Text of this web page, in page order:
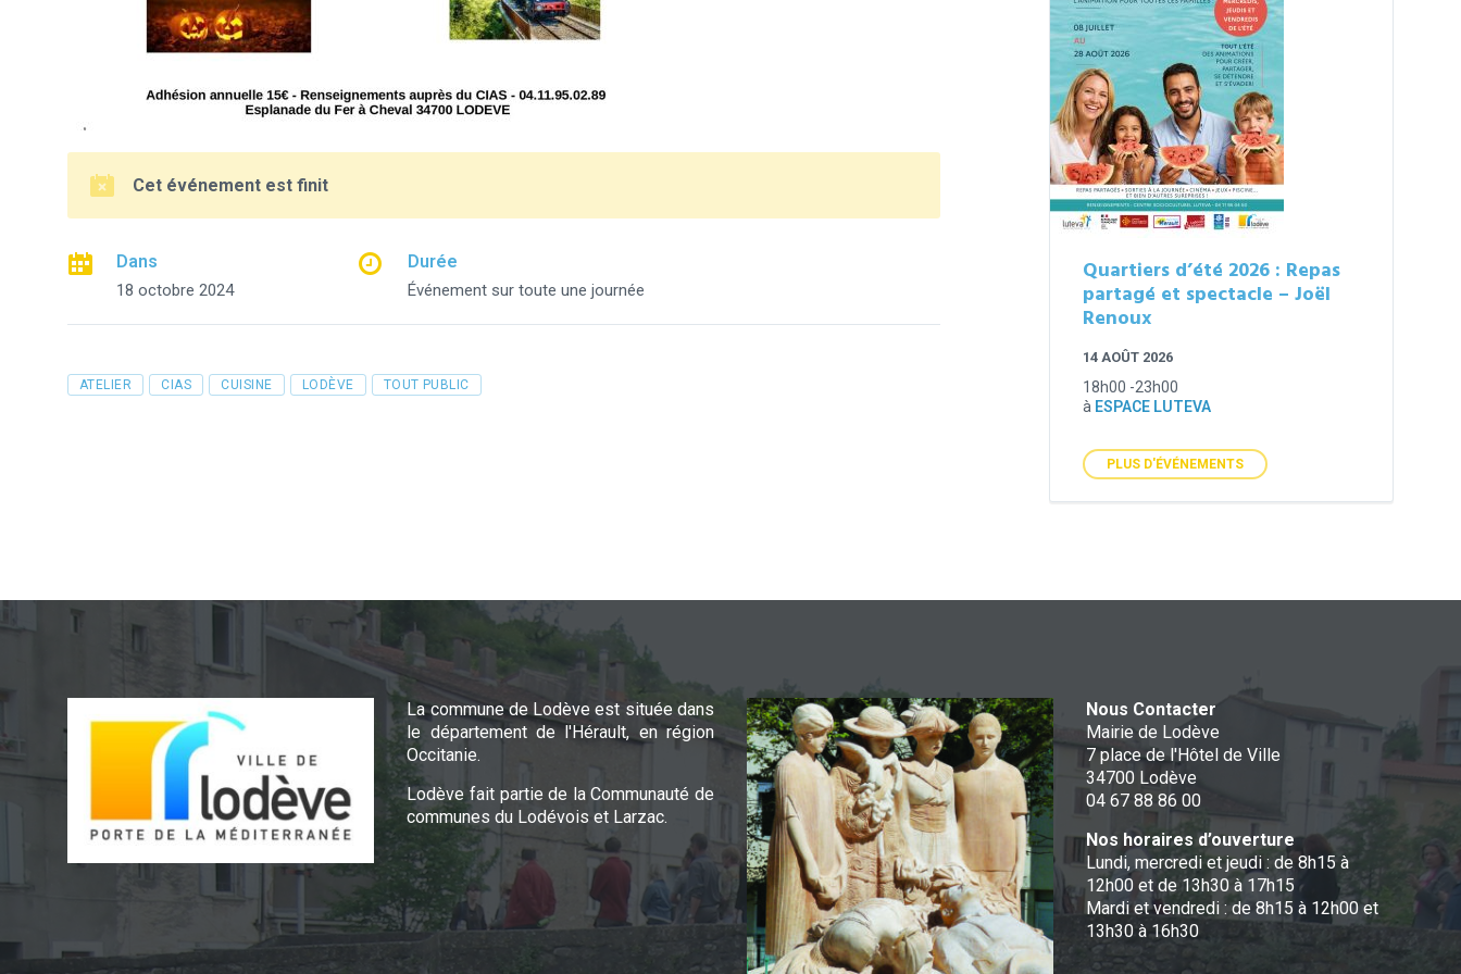
Cet événement est finit
Dans
18 octobre 2024
Durée
Événement sur toute une journée
Tags
ATELIER CIAS CUISINE LODÈVE TOUT PUBLIC
Quartiers d’été 2026 : Repas
partagé et spectacle – Joël
Renoux
14 AOÛT 2026
18h00 -23h00
à ESPACE LUTEVA
PLUS D'ÉVÉNEMENTS
La commune de Lodève est située dans
le département de l'Hérault, en région
Occitanie.
Lodève fait partie de la Communauté de
communes du Lodévois et Larzac.
Nous Contacter
Mairie de Lodève
7 place de l'Hôtel de Ville
34700 Lodève
04 67 88 86 00
Nos horaires d’ouverture
Lundi, mercredi et jeudi : de 8h15 à
12h00 et de 13h30 à 17h15
Mardi et vendredi : de 8h15 à 12h00 et
13h30 à 16h30